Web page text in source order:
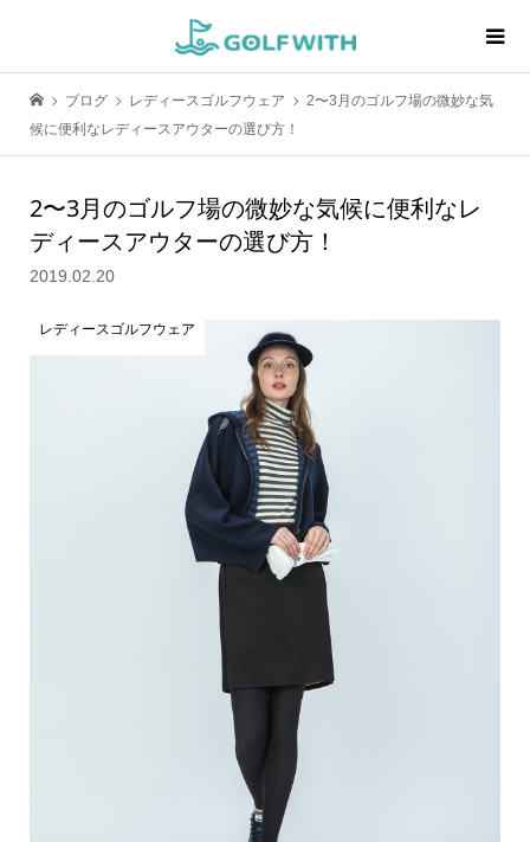
ブログ レディースゴルフウェア
2〜3月のゴルフ場の微妙な気
候に便利なレディースアウターの選び方！
2〜3月のゴルフ場の微妙な気候に便利なレ
ディースアウターの選び方！
2019.02.20
レディースゴルフウェア